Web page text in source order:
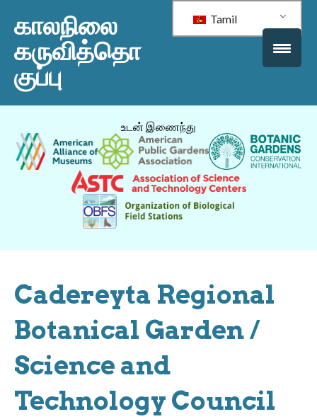
காலநிலை
கருவித்தொ
குப்பு
Tamil
உடன் இணைந்து
Cadereyta Regional
Botanical Garden /
Science and
Technology Council